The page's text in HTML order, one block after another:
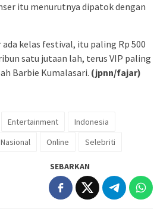
itu menurutnya dipatok dengan
ada kelas festival, itu paling Rp 500
satu jutaan lah, terus VIP paling
Barbie Kumalasari. (jpnn/fajar)
Entertainment
Indonesia
Nasional Online Selebriti
SEBARKAN